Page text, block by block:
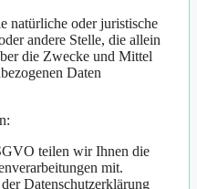
natürliche oder juristische
andere Stelle, die allein
die Zwecke und Mittel
Daten
teilen wir Ihnen die
mit.
Datenschutzerklärung